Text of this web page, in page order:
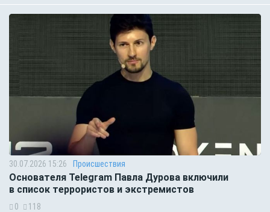
30.07.2026 15:26 Происшествия
Основателя Telegram Павла Дурова включили
в список террористов и экстремистов
0 118